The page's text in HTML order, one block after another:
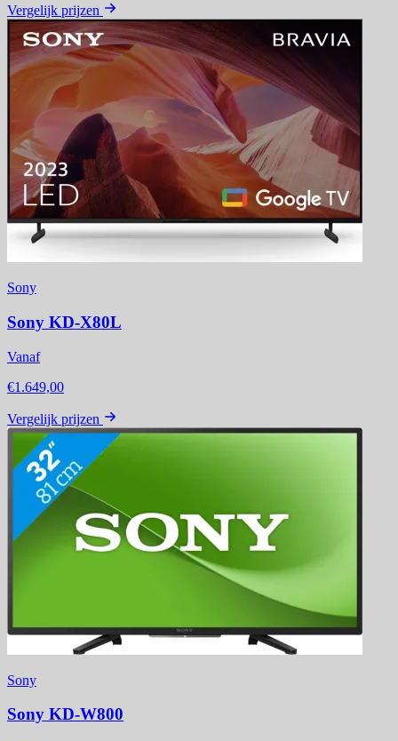
Vergelijk prijzen
Sony
Sony KD-X80L
Vanaf
€1.649,00
Vergelijk prijzen
Sony
Sony KD-W800